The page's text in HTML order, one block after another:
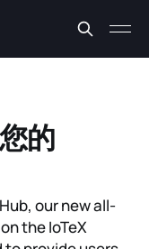
的
our new all-
the IoTeX